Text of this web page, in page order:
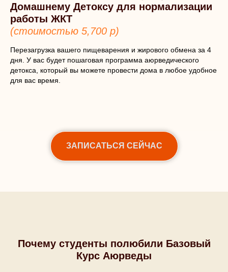
Домашнему Детоксу для нормализации
работы ЖКТ
(стоимостью 5,700 р)
Перезагрузка вашего пищеварения и жирового обмена за 4
дня. У вас будет пошаговая программа аюрведического
детокса, который вы можете провести дома в любое удобное
для вас время.
ЗАПИСАТЬСЯ СЕЙЧАС
Почему студенты полюбили Базовый
Курс Аюрведы